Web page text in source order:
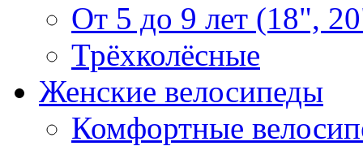
От 5 до 9 лет (18",
Трёхколёсные
Женские велосипеды
Комфортные